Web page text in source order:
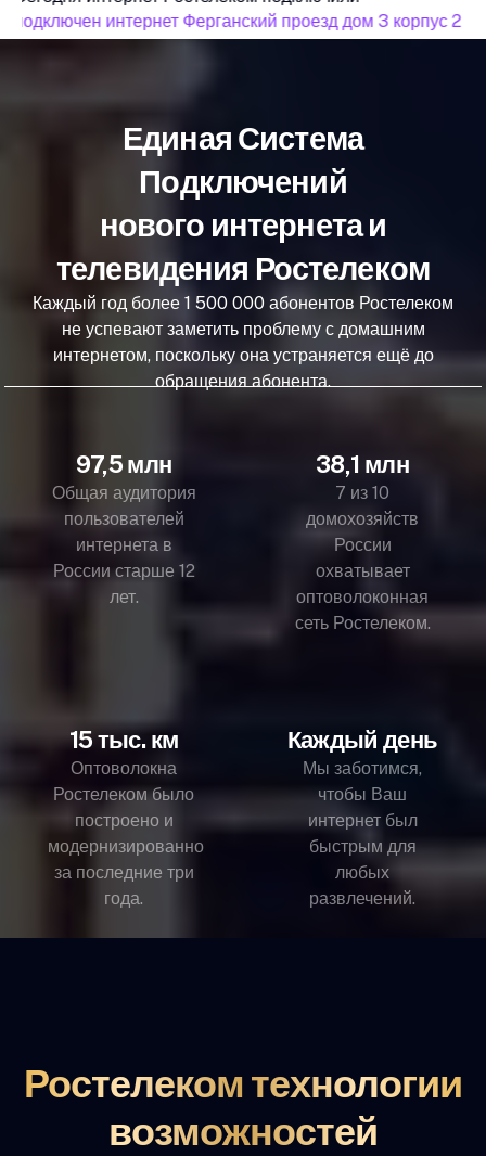
подключен интернет Ферганский проезд дом 3 корпус 2
Единая Система
Подключений
нового интернета и
телевидения Ростелеком
Каждый год более 1 500 000 абонентов Ростелеком
не успевают заметить проблему с домашним
интернетом, поскольку она устраняется ещё до
обращения абонента.
97,5 млн
Общая аудитория
пользователей
интернета в
России старше 12
лет.
38,1 млн
7 из 10
домохозяйств
России
охватывает
оптоволоконная
сеть Ростелеком.
15 тыс. км
Оптоволокна
Ростелеком было
построено и
модернизированно
за последние три
года.
Каждый день
Мы заботимся,
чтобы Ваш
интернет был
быстрым для
любых
развлечений.
Ростелеком технологии
возможностей